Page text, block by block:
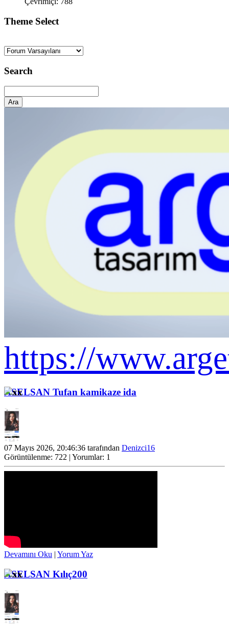
Theme Select
Search
https://
ASELSAN Tufan kamikaze ida
07 Mayıs 2026, 20:46:36 tarafından Denizci16
Görüntülenme: 722 | Yorumlar: 1
Devamını Oku | Yorum Yaz
ASELSAN Kılıç200